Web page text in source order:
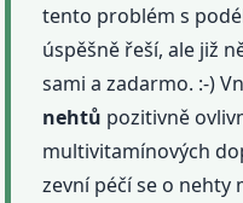
tento problém s
úspěšně řeší, ale již
sami a zadarmo. :-)
nehtů pozitivně
multivitamínových
zevní péčí se o